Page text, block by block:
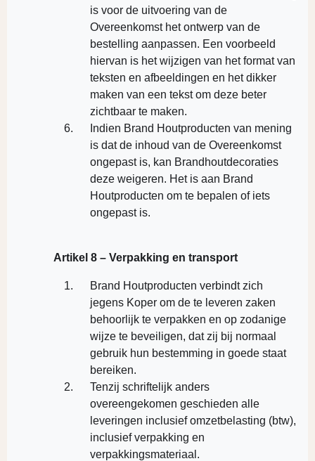
is voor de uitvoering van de
Overeenkomst het ontwerp van de
bestelling aanpassen. Een voorbeeld
hiervan is het wijzigen van het format van
teksten en afbeeldingen en het dikker
maken van een tekst om deze beter
zichtbaar te maken.
Indien Brand Houtproducten van mening
is dat de inhoud van de Overeenkomst
ongepast is, kan Brandhoutdecoraties
deze weigeren. Het is aan Brand
Houtproducten om te bepalen of iets
ongepast is.
Artikel 8 – Verpakking en transport
Brand Houtproducten verbindt zich
jegens Koper om de te leveren zaken
behoorlijk te verpakken en op zodanige
wijze te beveiligen, dat zij bij normaal
gebruik hun bestemming in goede staat
bereiken.
Tenzij schriftelijk anders
overeengekomen geschieden alle
leveringen inclusief omzetbelasting (btw),
inclusief verpakking en
verpakkingsmateriaal.